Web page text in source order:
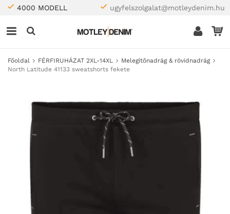
4000 MODELL ugyfelszolgalat@motleydenim.hu
Főoldal FÉRFIRUHÁZAT 2XL-14XL
Melegítőnadrág & rövidnadrág
North Latitude 41133 sweatshorts fekete